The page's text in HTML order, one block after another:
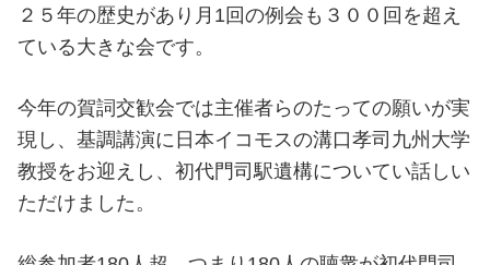
２５年の歴史があり月1回の例会も３００回を超え
ている大きな会です。
今年の賀詞交歓会では主催者らのたっての願いが実
現し、基調講演に日本イコモスの溝口孝司九州大学
教授をお迎えし、初代門司駅遺構についてい話しい
ただけました。